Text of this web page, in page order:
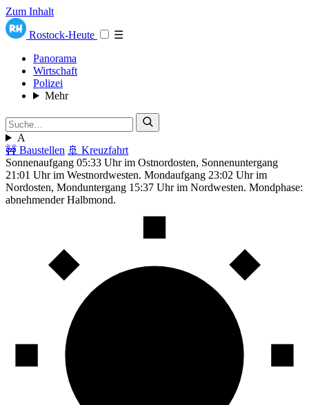
Zum Inhalt
Rostock-Heute
☰
Panorama
Wirtschaft
Polizei
Mehr
A
🚧 Baustellen 🚢 Kreuzfahrt
Sonnenaufgang 05:33 Uhr im Ostnordosten, Sonnenuntergang
21:01 Uhr im Westnordwesten. Mondaufgang 23:02 Uhr im
Nordosten, Monduntergang 15:37 Uhr im Nordwesten. Mondphase:
abnehmender Halbmond.